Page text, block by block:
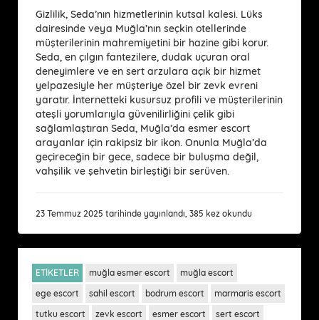
Gizlilik, Seda’nın hizmetlerinin kutsal kalesi. Lüks
dairesinde veya Muğla’nın seçkin otellerinde
müşterilerinin mahremiyetini bir hazine gibi korur.
Seda, en çılgın fantezilere, dudak uçuran oral
deneyimlere ve en sert arzulara açık bir hizmet
yelpazesiyle her müşteriye özel bir zevk evreni
yaratır. İnternetteki kusursuz profili ve müşterilerinin
ateşli yorumlarıyla güvenilirliğini çelik gibi
sağlamlaştıran Seda, Muğla’da esmer escort
arayanlar için rakipsiz bir ikon. Onunla Muğla’da
geçireceğin bir gece, sadece bir buluşma değil,
vahşilik ve şehvetin birleştiği bir serüven.
23 Temmuz 2025 tarihinde yayınlandı, 385 kez okundu
ETİKETLER muğla esmer escort
muğla escort
ege escort
sahil escort bodrum escort
marmaris escort
tutku escort
zevk escort esmer escort sert escort